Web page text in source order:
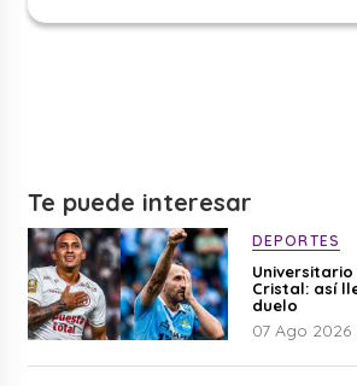
Te puede interesar
DEPORTES
Cristal: así
duelo
07 Ago 2026